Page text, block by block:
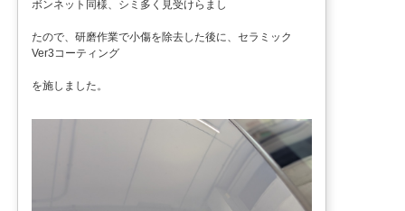
ボンネット同様、シミ多く見受けらまし
たので、研磨作業で小傷を除去した後に、セラミック
Ver3コーティング
を施しました。